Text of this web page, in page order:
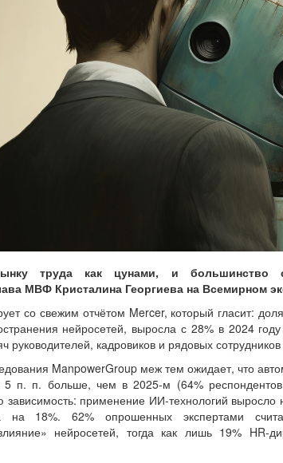
труда как цунами, и большинство
МВФ Кристалина Георгиева на Всемирном
со свежим отчётом Mercer, который гласит:
нейросетей, выросла с 28% в 2024
руководителей, кадровиков и рядовых
ManpowerGroup меж тем ожидает, что
п. п. больше, чем в 2025-м (64% респондентов
зависимость: применение ИИ-технологий выросло
на 18%. 62% опрошенных экспертами
нейросетей, тогда как лишь 19% HR-